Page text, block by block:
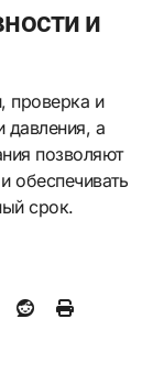
и
проверка и
давления, а
позволяют
обеспечивать
срок.